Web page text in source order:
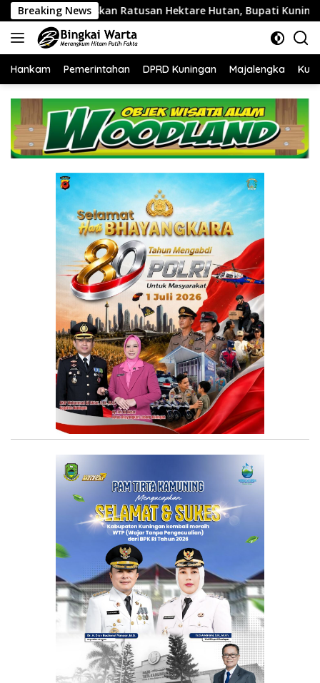
Langsung
ke
konten
Breaking News
Hektare Hutan, Bupati Kuningan Ingatkan Pentingnya
Hankam Pemerintahan DPRD Kuningan Majalengka